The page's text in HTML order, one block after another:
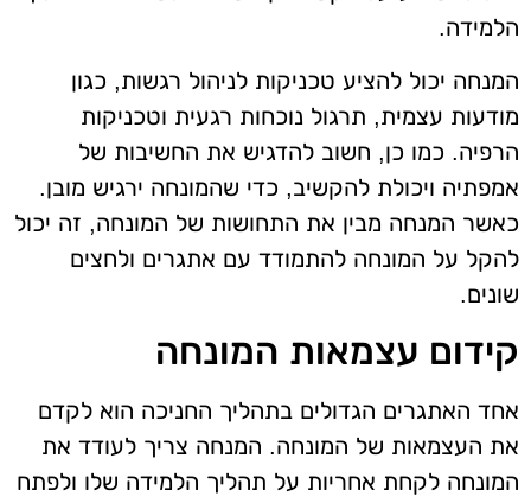
הלמידה.
המנחה יכול להציע טכניקות לניהול רגשות, כגון
מודעות עצמית, תרגול נוכחות רגעית וטכניקות
הרפיה. כמו כן, חשוב להדגיש את החשיבות של
אמפתיה ויכולת להקשיב, כדי שהמונחה ירגיש מובן.
כאשר המנחה מבין את התחושות של המונחה, זה יכול
להקל על המונחה להתמודד עם אתגרים ולחצים
שונים.
קידום עצמאות המונחה
אחד האתגרים הגדולים בתהליך החניכה הוא לקדם
את העצמאות של המונחה. המנחה צריך לעודד את
המונחה לקחת אחריות על תהליך הלמידה שלו ולפתח